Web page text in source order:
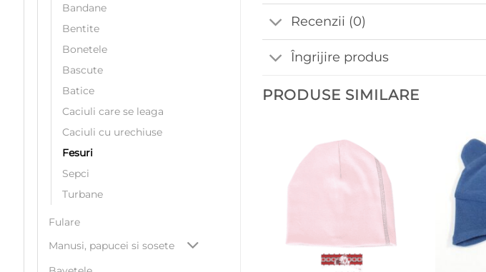
Bandane
Bentite
Bonetele
Bascute
Batice
Caciuli care se leaga
Caciuli cu urechiuse
Fesuri
Sepci
Turbane
Fulare
Manusi, papucei si sosete
Recenzii (0)
Îngrijire produs
PRODUSE SIMILARE